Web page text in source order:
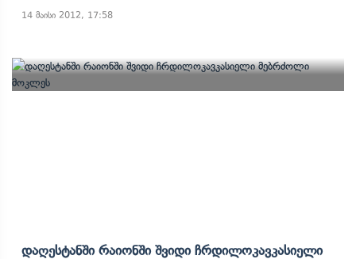
14 მაისი 2012, 17:58
Დაღესტანში Რაიონში Შვიდი Ჩრდილოკავკასიელი